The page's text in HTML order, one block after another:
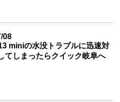
08
miniの水没トラブルに迅速対
てしまったらクイック岐阜へ